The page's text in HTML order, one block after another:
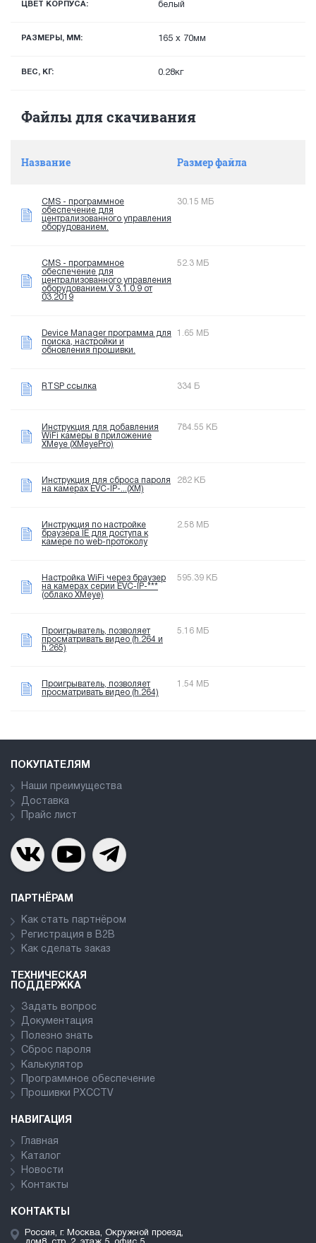
ЦВЕТ КОРПУСА: белый
РАЗМЕРЫ, ММ: 165 x 70мм
ВЕС, КГ: 0.28кг
Файлы для скачивания
Название Размер файла
CMS - программное
обеспечение для
централизованного управления
оборудованием.
30.15 МБ
CMS - программное
обеспечение для
централизованного управления
оборудованием.V 3.1.0.9 от
03.2019
52.3 МБ
Device Manager программа для
поиска, настройки и
обновления прошивки.
1.65 МБ
RTSP ссылка 334 Б
Инструкция для добавления
WiFi камеры в приложение
XMeye (XMeyePro)
784.55 КБ
Инструкция для сброса пароля
на камерах EVC-IP-...(XM)
282 КБ
Инструкция по настройке
браузера IE для доступа к
камере по web-протоколу
2.58 МБ
Настройка WiFi через браузер
на камерах серии EVC-IP-***
(облако XMeye)
595.39 КБ
Проигрыватель, позволяет
просматривать видео (h.264 и
h.265)
5.16 МБ
Проигрыватель, позволяет
просматривать видео (h.264)
1.54 МБ
ПОКУПАТЕЛЯМ
Наши преимущества
Доставка
Прайс лист
ПАРТНЁРАМ
Как стать партнёром
Регистрация в В2В
Как сделать заказ
ТЕХНИЧЕСКАЯ
ПОДДЕРЖКА
Задать вопрос
Документация
Полезно знать
Сброс пароля
Калькулятор
Программное обеспечение
Прошивки PXCCTV
НАВИГАЦИЯ
Главная
Каталог
Новости
Контакты
КОНТАКТЫ
Россия, г. Москва, Окружной проезд,